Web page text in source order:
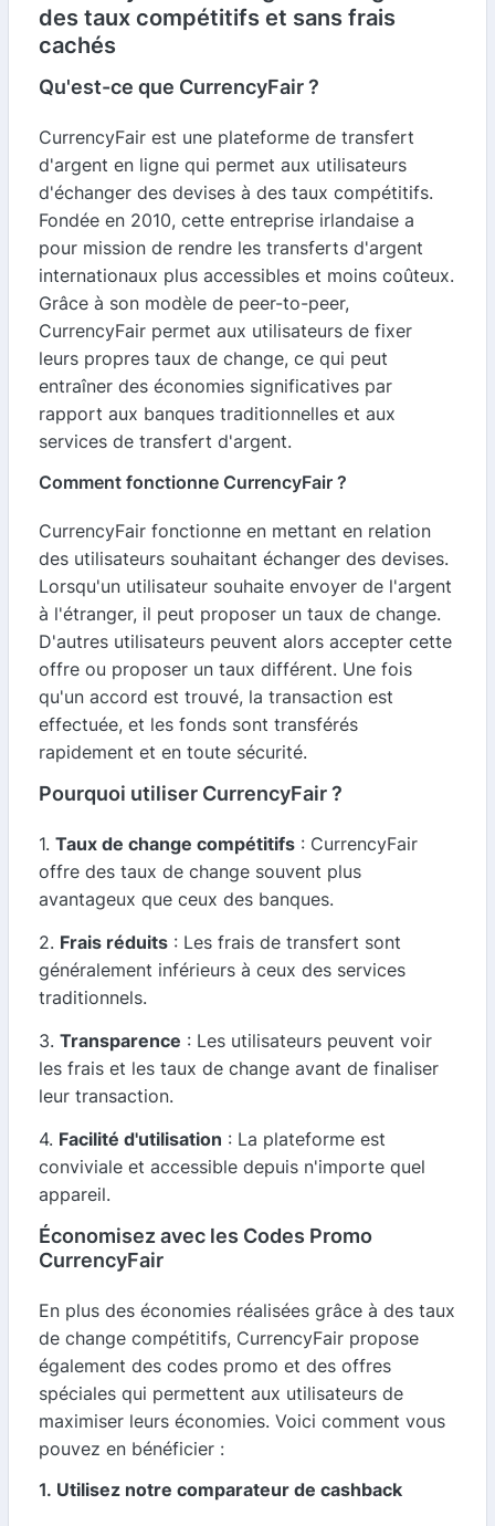
des taux compétitifs et sans frais
cachés
Qu'est-ce que CurrencyFair ?
CurrencyFair est une plateforme de transfert
d'argent en ligne qui permet aux utilisateurs
d'échanger des devises à des taux compétitifs.
Fondée en 2010, cette entreprise irlandaise a
pour mission de rendre les transferts d'argent
internationaux plus accessibles et moins coûteux.
Grâce à son modèle de peer-to-peer,
CurrencyFair permet aux utilisateurs de fixer
leurs propres taux de change, ce qui peut
entraîner des économies significatives par
rapport aux banques traditionnelles et aux
services de transfert d'argent.
Comment fonctionne CurrencyFair ?
CurrencyFair fonctionne en mettant en relation
des utilisateurs souhaitant échanger des devises.
Lorsqu'un utilisateur souhaite envoyer de l'argent
à l'étranger, il peut proposer un taux de change.
D'autres utilisateurs peuvent alors accepter cette
offre ou proposer un taux différent. Une fois
qu'un accord est trouvé, la transaction est
effectuée, et les fonds sont transférés
rapidement et en toute sécurité.
Pourquoi utiliser CurrencyFair ?
1. Taux de change compétitifs : CurrencyFair
offre des taux de change souvent plus
avantageux que ceux des banques.
2. Frais réduits : Les frais de transfert sont
généralement inférieurs à ceux des services
traditionnels.
3. Transparence : Les utilisateurs peuvent voir
les frais et les taux de change avant de finaliser
leur transaction.
4. Facilité d'utilisation : La plateforme est
conviviale et accessible depuis n'importe quel
appareil.
Économisez avec les Codes Promo
CurrencyFair
En plus des économies réalisées grâce à des taux
de change compétitifs, CurrencyFair propose
également des codes promo et des offres
spéciales qui permettent aux utilisateurs de
maximiser leurs économies. Voici comment vous
pouvez en bénéficier :
1. Utilisez notre comparateur de cashback